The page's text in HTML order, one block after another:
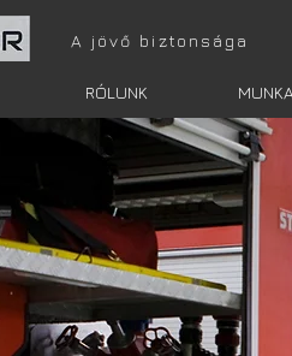
A jövő biztonsága
RÓLUNK